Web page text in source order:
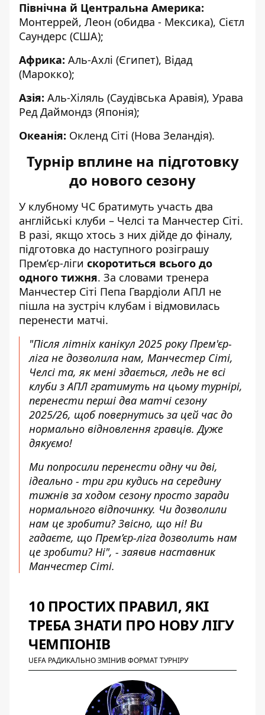
Північна й Центральна Америка:
Монтеррей, Леон (обидва - Мексика), Сієтл
Саундерс (США);
Африка: Аль-Ахлі (Єгипет), Відад
(Марокко);
Азія: Аль-Хіляль (Саудівська Аравія), Урава
Ред Даймондз (Японія);
Океанія: Окленд Сіті (Нова Зеландія).
Турнір вплине на підготовку
до нового сезону
У клубному ЧС братимуть участь два
англійські клуби – Челсі та Манчестер Сіті.
В разі, якщо хтось з них дійде до фіналу,
підготовка до наступного розіграшу
Прем’єр-ліги скоротиться всього до
одного тижня. За словами тренера
Манчестер Сіті Пепа Гвардіоли АПЛ не
пішла на зустріч клубам і відмовилась
перенести матчі.
"Після літніх канікул 2025 року Прем'єр-
ліга не дозволила нам, Манчестер Сіті,
Челсі та, як мені здається, ледь не всі
клуби з АПЛ гратимуть на цьому турнірі,
перенести перші два матчі сезону
2025/26, щоб повернутись за цей час до
нормально відновлення гравців. Дуже
дякуємо!
Ми попросили перенести одну чи дві,
ідеально - три гри кудись на середину
тижнів за ходом сезону просто заради
нормального відпочинку. Чи дозволили
нам це зробити? Звісно, що ні! Ви
гадаєте, що Прем’єр-ліга дозволить нам
це зробити? Ні", - заявив наставник
Манчестер Сіті.
10 ПРОСТИХ ПРАВИЛ, ЯКІ
ТРЕБА ЗНАТИ ПРО НОВУ ЛІГУ
ЧЕМПІОНІВ
UEFA РАДИКАЛЬНО ЗМІНИВ ФОРМАТ ТУРНІРУ